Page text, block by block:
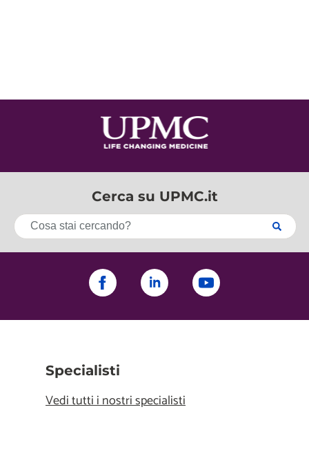
Cerca su UPMC.it
Specialisti
Vedi tutti i nostri specialisti